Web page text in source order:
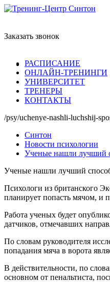
Заказать звонок
РАСПИСАНИЕ
ОНЛАЙН-ТРЕНИНГИ
УНИВЕРСИТЕТ
ТРЕНЕРЫ
КОНТАКТЫ
/psy/uchenye-nashli-luchshij-
Синтон
Новости психологии
Ученые нашли лучший
Ученые нашли лучший способ
Психологи из британского
планирует попасть мячом, и
Работа ученых будет
датчиков, отмечавших
По словам руководителя
попадания мяча в ворота
В действительности, по
основном от пенальтиста,